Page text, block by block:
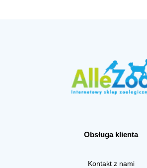
Obsługa klienta
Kontakt z nami